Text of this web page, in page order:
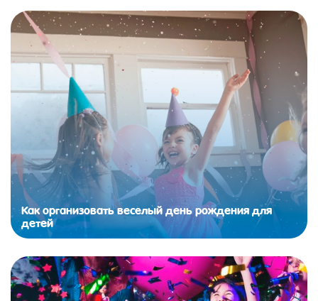
Как организовать веселый день рождения для
детей